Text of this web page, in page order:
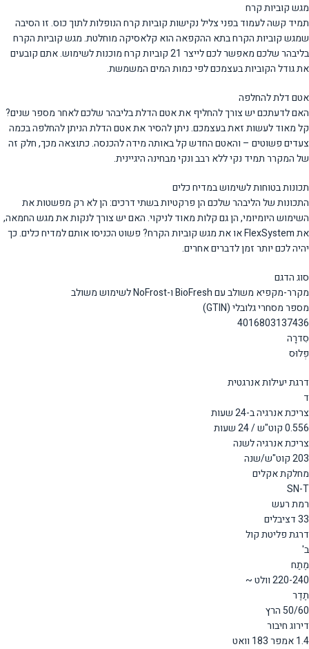
מגש קוביות קרח
תמיד קשה לעמוד בפני צליל נקישות קוביות קרח הנופלות לתוך כוס. זו הסיבה
שמגש קוביות הקרח בתא ההקפאה הוא קלאסיקה מוחלטת. מגש קוביות הקרח
בליבהר שלכם מאפשר לכם לייצר 21 קוביות קרח מוכנות לשימוש. אתם קובעים
את גודל הקוביות בעצמכם לפי כמות המים המשמשת.
אטם דלת להחלפה
האם לדעתכם יש צורך להחליף את אטם הדלת בליבהר שלכם לאחר מספר שנים?
קל מאוד לעשות זאת בעצמכם. ניתן להסיר את אטם הדלת הניתן להחלפה בכמה
צעדים פשוטים – והאטם החדש קל באותה מידה להכנסה. כתוצאה מכך, חלק זה
של המקרר תמיד נקי ללא רבב ונקי מבחינה היגיינית.
תכונות בטוחות לשימוש במדיח כלים
התכונות של הליבהר שלכם הן פרקטיות בשתי דרכים: הן לא רק מפשטות את
השימוש היומיומי, הן גם קלות מאוד לניקוי. האם יש צורך לנקות את מגש החמאה,
את FlexSystem או את מגש קוביות הקרח? פשוט הכניסו אותם למדיח כלים. כך
יהיה לכם יותר זמן לדברים אחרים.
סוג הדגם
מקרר-מקפיא משולב עם BioFresh ו-NoFrost לשימוש משולב
מספר מסחרי גלובלי (GTIN)
4016803137436
סִדרָה
פְּלוּס
דרגת יעילות אנרגטית
ד
צריכת אנרגיה ב-24 שעות
0.556 קוט"ש / 24 שעות
צריכת אנרגיה לשנה
203 קוט"ש/שנה
מחלקת אקלים
SN-T
רמת רעש
33 דציבלים
דרגת פליטת קול
ב'
מֶתַח
220-240 וולט ~
תֶדֶר
50/60 הרץ
דירוג חיבור
1.4 אמפר 183 וואט